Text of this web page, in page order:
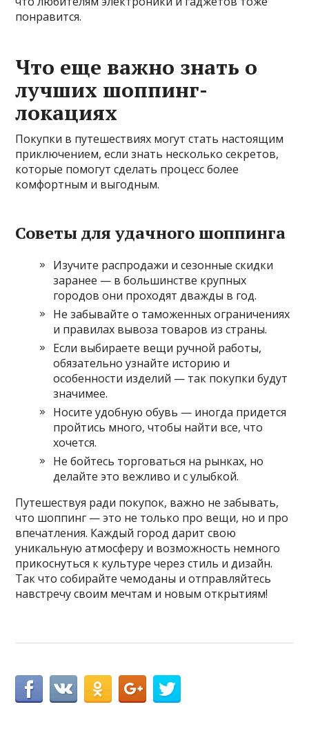
понравится.
Что еще важно знать о
лучших шоппинг-
локациях
Покупки в путешествиях могут стать настоящим
приключением, если знать несколько секретов,
которые помогут сделать процесс более
комфортным и выгодным.
Советы для удачного шоппинга
Изучите распродажи и сезонные скидки
заранее — в большинстве крупных
городов они проходят дважды в год.
Не забывайте о таможенных ограничениях
и правилах вывоза товаров из страны.
Если выбираете вещи ручной работы,
обязательно узнайте историю и
особенности изделий — так покупки будут
значимее.
Носите удобную обувь — иногда придется
пройтись много, чтобы найти все, что
хочется.
Не бойтесь торговаться на рынках, но
делайте это вежливо и с улыбкой.
Путешествуя ради покупок, важно не забывать,
что шоппинг — это не только про вещи, но и про
впечатления. Каждый город дарит свою
уникальную атмосферу и возможность немного
прикоснуться к культуре через стиль и дизайн.
Так что собирайте чемоданы и отправляйтесь
навстречу своим мечтам и новым открытиям!